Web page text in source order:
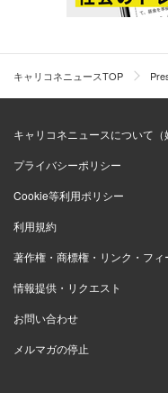
▲「SHINKA経営」における「成長循
SHINKA経営とは、「
×深化（探求）×心火（
実はこのSHINKA経営
しています。もともと
心があり、その概念を
──生き物は、繁殖して
いものは死に絶える。
ってきた。
キャリコネニュースTOP
キャリコネニュースについて（
プライバシーポリシー
Cookie等利用ポリシー
利用規約
著作権・商標権・リンク・フィ
情報提供・リクエスト
お問い合わせ
メルマガの停止